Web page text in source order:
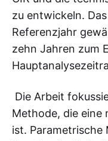
zu entwickeln.
Referenzjahr
zehn Jahren zum
Die Arbeit
Methode, die eine
ist. Parametrische